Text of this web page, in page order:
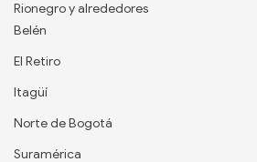
Rionegro y alrededores
Belén
El Retiro
Itagüí
Norte de Bogotá
Suramérica